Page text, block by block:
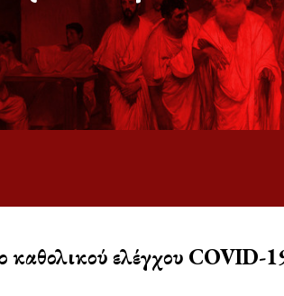
καθολικού ελέγχου COVID-